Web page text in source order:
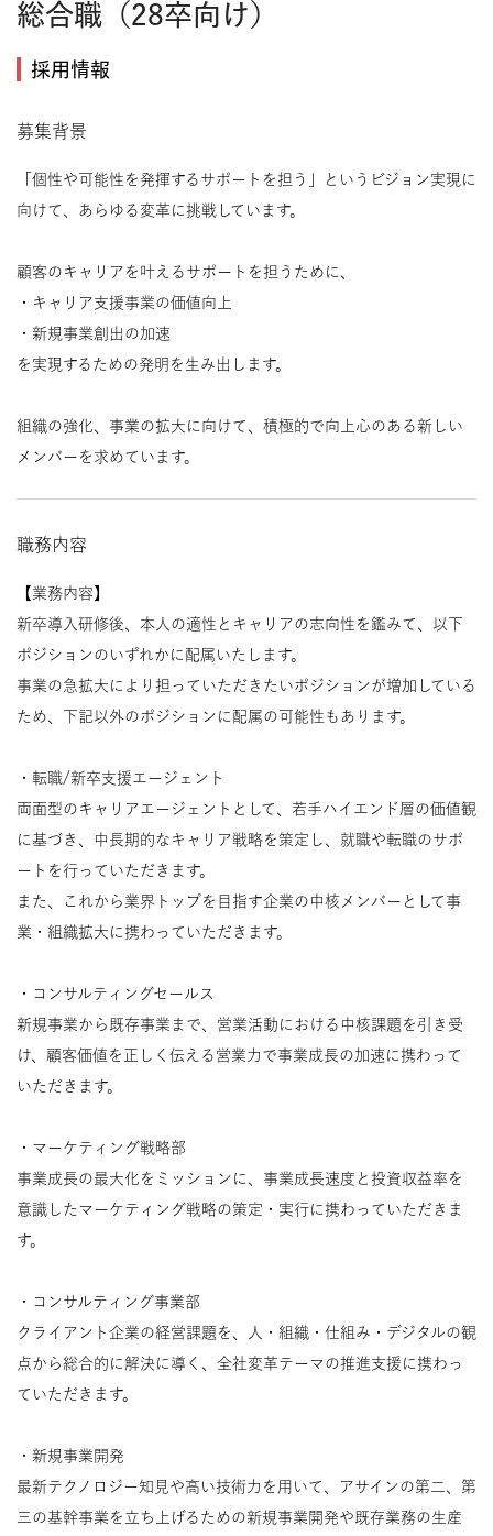
総合職（28卒向け）
採用情報
募集背景
「個性や可能性を発揮するサポートを担う」というビジョン実現に
向けて、あらゆる変革に挑戦しています。
顧客のキャリアを叶えるサポートを担うために、
・キャリア支援事業の価値向上
・新規事業創出の加速
を実現するための発明を生み出します。
組織の強化、事業の拡大に向けて、積極的で向上心のある新しい
メンバーを求めています。
職務内容
【業務内容】
新卒導入研修後、本人の適性とキャリアの志向性を鑑みて、以下
ポジションのいずれかに配属いたします。
事業の急拡大により担っていただきたいポジションが増加している
ため、下記以外のポジションに配属の可能性もあります。
・転職/新卒支援エージェント
両面型のキャリアエージェントとして、若手ハイエンド層の価値観
に基づき、中長期的なキャリア戦略を策定し、就職や転職のサポ
ートを行っていただきます。
また、これから業界トップを目指す企業の中核メンバーとして事
業・組織拡大に携わっていただきます。
・コンサルティングセールス
新規事業から既存事業まで、営業活動における中核課題を引き受
け、顧客価値を正しく伝える営業力で事業成長の加速に携わって
いただきます。
・マーケティング戦略部
事業成長の最大化をミッションに、事業成長速度と投資収益率を
意識したマーケティング戦略の策定・実行に携わっていただきま
す。
・コンサルティング事業部
クライアント企業の経営課題を、人・組織・仕組み・デジタルの観
点から総合的に解決に導く、全社変革テーマの推進支援に携わっ
ていただきます。
・新規事業開発
最新テクノロジー知見や高い技術力を用いて、アサインの第二、第
三の基幹事業を立ち上げるための新規事業開発や既存業務の生産